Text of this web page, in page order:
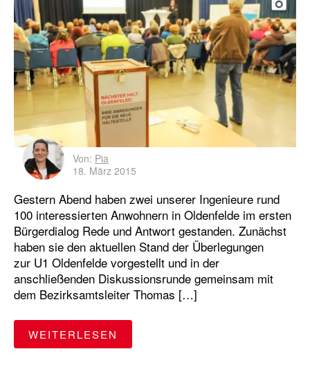
Von: Pia
18. März 2015
Gestern Abend haben zwei unserer Ingenieure rund
100 interessierten Anwohnern in Oldenfelde im ersten
Bürgerdialog Rede und Antwort gestanden. Zunächst
haben sie den aktuellen Stand der Überlegungen
zur U1 Oldenfelde vorgestellt und in der
anschließenden Diskussionsrunde gemeinsam mit
dem Bezirksamtsleiter Thomas […]
WEITERLESEN